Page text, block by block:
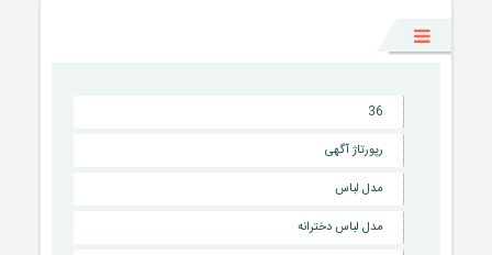
36
رپورتاژ آگهی
مدل لباس
مدل لباس دخترانه